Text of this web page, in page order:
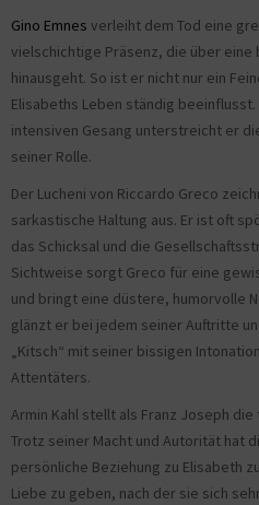
Gino Emnes verleiht dem Tod eine
vielschichtige Präsenz, die über
hinausgeht. So ist er nicht nur ein
Elisabeths Leben ständig
intensiven Gesang unterstreicht er
seiner Rolle.
Der Lucheni von Riccardo Greco
sarkastische Haltung aus. Er ist oft
das Schicksal und die
Sichtweise sorgt Greco für eine
und bringt eine düstere, humorvolle
glänzt er bei jedem seiner Auftritte
„Kitsch“ mit seiner bissigen
Attentäters.
Armin Kahl stellt als Franz Joseph
Trotz seiner Macht und Autorität hat
persönliche Beziehung zu Elisabeth
Liebe zu geben, nach der sie sich